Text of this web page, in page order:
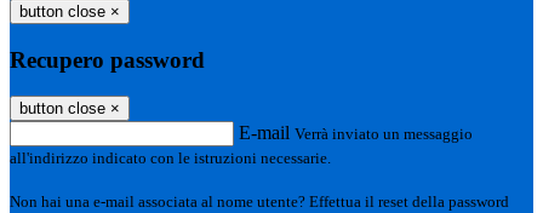
button close ×
Recupero password
button close ×
E-mail Verrà inviato un messaggio
all'indirizzo indicato con le istruzioni necessarie.
Non hai una e-mail associata al nome utente? Effettua il reset della password